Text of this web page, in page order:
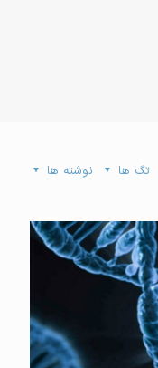
نوشته ها تگ ها